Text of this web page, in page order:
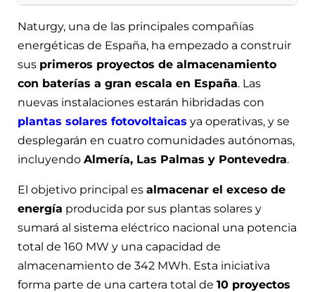
Naturgy, una de las principales compañías
energéticas de España, ha empezado a construir
sus primeros proyectos de almacenamiento
con baterías a gran escala en España. Las
nuevas instalaciones estarán hibridadas con
plantas solares fotovoltaicas ya operativas, y se
desplegarán en cuatro comunidades autónomas,
incluyendo Almería, Las Palmas y Pontevedra.
El objetivo principal es almacenar el exceso de
energía producida por sus plantas solares y
sumará al sistema eléctrico nacional una potencia
total de 160 MW y una capacidad de
almacenamiento de 342 MWh. Esta iniciativa
forma parte de una cartera total de 10 proyectos